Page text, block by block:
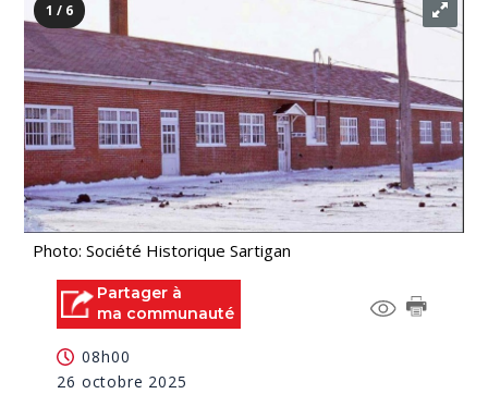
1 / 6
Photo: Société Historique Sartigan
Partager à
ma communauté
08h00
26 octobre 2025